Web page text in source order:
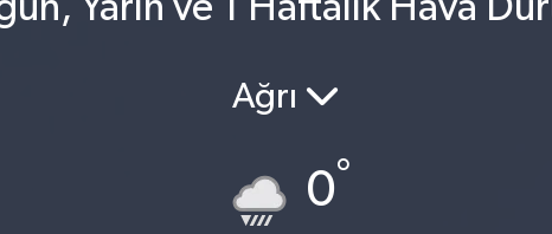
Yarın ve 1 Haftalık Hava
Ağrı
0°